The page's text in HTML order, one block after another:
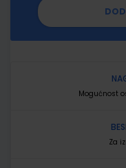
Mogućnost
Za